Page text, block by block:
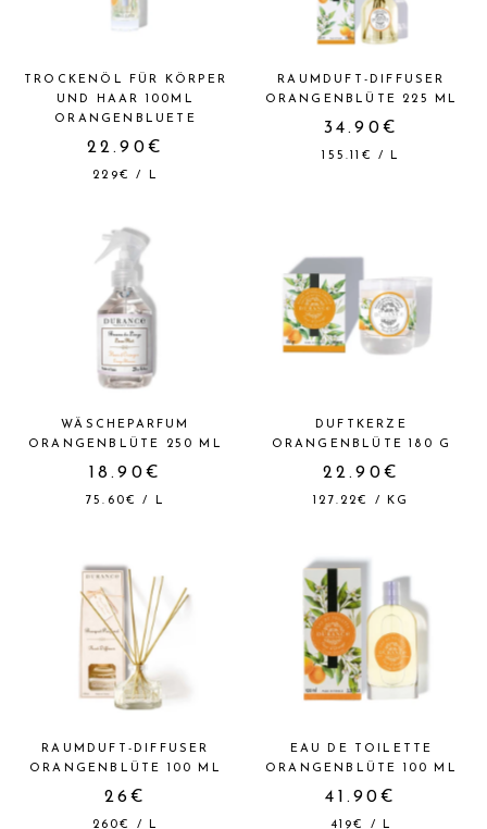
TROCKENÖL FÜR KÖRPER
UND HAAR 100ML
ORANGENBLUETE
22.90€
229€ / L
RAUMDUFT-DIFFUSER
ORANGENBLÜTE 225 ML
34.90€
155.11€ /L
WÄSCHEPARFUM
ORANGENBLÜTE 250 ML
18.90€
75.60€ / L
DUFTKERZE
ORANGENBLÜTE 180 G
22.90€
127.22€ / KG
RAUMDUFT-DIFFUSER
ORANGENBLÜTE 100 ML
26€
260€ / L
EAU DE TOILETTE
ORANGENBLÜTE 100 ML
41.90€
419€ / L